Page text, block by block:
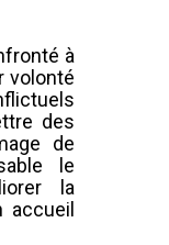
à
volonté
des
de
le
la